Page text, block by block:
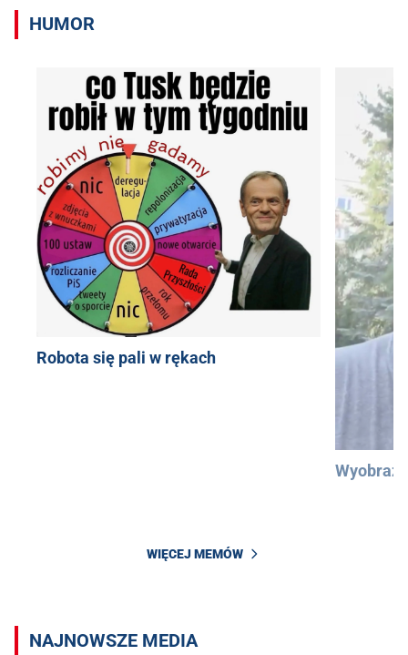
HUMOR
Robota się pali w rękach
WIĘCEJ MEMÓW
NAJNOWSZE MEDIA